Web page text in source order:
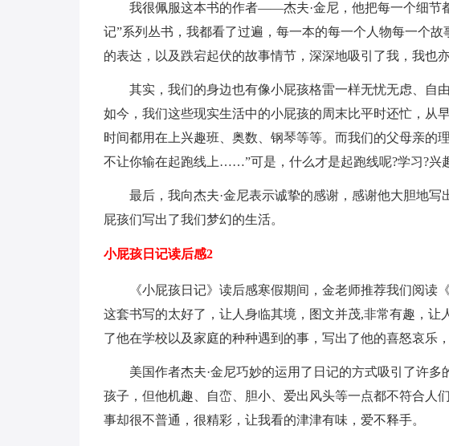
我很佩服这本书的作者——杰夫·金尼，他把每一个细节
记”系列丛书，我都看了过遍，每一本的每一个人物每一个
的表达，以及跌宕起伏的故事情节，深深地吸引了我，我也
其实，我们的身边也有像小屁孩格雷一样无忧无虑、自
如今，我们这些现实生活中的小屁孩的周末比平时还忙，从
时间都用在上兴趣班、奥数、钢琴等等。而我们的父母亲的
不让你输在起跑线上……”可是，什么才是起跑线呢?学习?
最后，我向杰夫·金尼表示诚挚的感谢，感谢他大胆地
屁孩们写出了我们梦幻的生活。
小屁孩日记读后感2
《小屁孩日记》读后感寒假期间，金老师推荐我们阅读
这套书写的太好了，让人身临其境，图文并茂,非常有趣，让
了他在学校以及家庭的种种遇到的事，写出了他的喜怒哀乐
美国作者杰夫·金尼巧妙的运用了日记的方式吸引了许
孩子，但他机趣、自峦、胆小、爱出风头等一点都不符合人
事却很不普通，很精彩，让我看的津津有味，爱不释手。